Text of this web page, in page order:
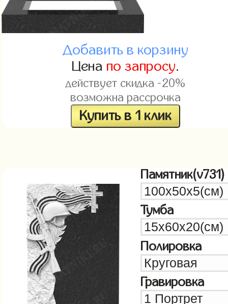
Добавить в корзину
Цена по запросу.
действует скидка -20%
возможна рассрочка
Купить в 1 клик
Памятник(v731)
Тумба
Полировка
Гравировка